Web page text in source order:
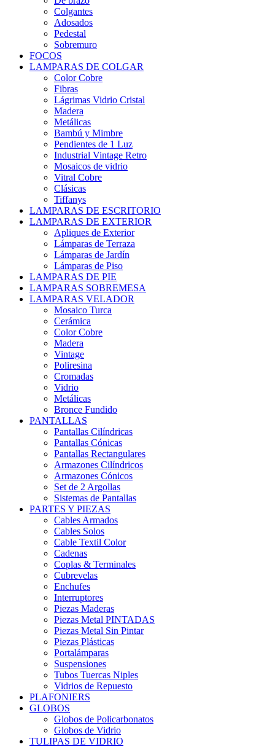
Colgantes
Adosados
Pedestal
Sobremuro
FOCOS
LAMPARAS DE COLGAR
Color Cobre
Fibras
Lágrimas Vidrio Cristal
Madera
Metálicas
Bambú y Mimbre
Pendientes de 1 Luz
Industrial Vintage Retro
Mosaicos de vidrio
Vitral Cobre
Clásicas
Tiffanys
LAMPARAS DE ESCRITORIO
LAMPARAS DE EXTERIOR
Apliques de Exterior
Lámparas de Terraza
Lámparas de Jardín
Lámparas de Piso
LAMPARAS DE PIE
LAMPARAS SOBREMESA
LAMPARAS VELADOR
Mosaico Turca
Cerámica
Color Cobre
Madera
Vintage
Poliresina
Cromadas
Vidrio
Metálicas
Bronce Fundido
PANTALLAS
Pantallas Cilíndricas
Pantallas Cónicas
Pantallas Rectangulares
Armazones Cilíndricos
Armazones Cónicos
Set de 2 Argollas
Sistemas de Pantallas
PARTES Y PIEZAS
Cables Armados
Cables Solos
Cable Textil Color
Cadenas
Coplas & Terminales
Cubrevelas
Enchufes
Interruptores
Piezas Maderas
Piezas Metal PINTADAS
Piezas Metal Sin Pintar
Piezas Plásticas
Portalámparas
Suspensiones
Tubos Tuercas Niples
Vidrios de Repuesto
PLAFONIERS
GLOBOS
Globos de Policarbonatos
Globos de Vidrio
TULIPAS DE VIDRIO